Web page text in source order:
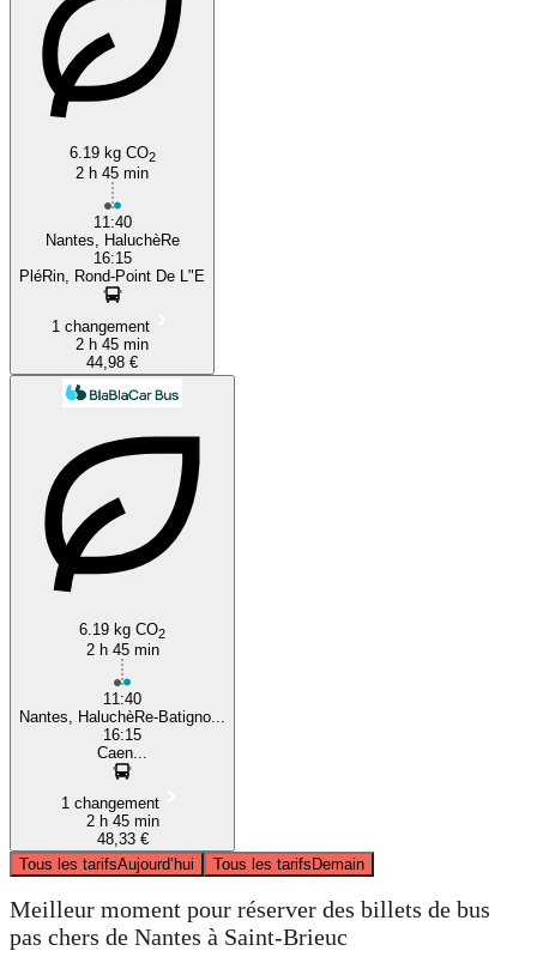
6.19 kg CO2
2 h 45 min
11:40
Nantes, HaluchèRe
16:15
PléRin, Rond-Point De L"E
1 changement
2 h 45 min
44,98 €
6.19 kg CO2
2 h 45 min
11:40
Nantes, HaluchèRe-Batigno...
16:15
Caen...
1 changement
2 h 45 min
48,33 €
Tous les tarifsAujourd’hui Tous les tarifsDemain
Meilleur moment pour réserver des billets de bus
pas chers de Nantes à Saint-Brieuc